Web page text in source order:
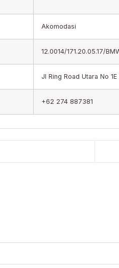
Akomodasi
12.0014/171.20.05.17/
Jl Ring Road Utara No
+62 274 887381